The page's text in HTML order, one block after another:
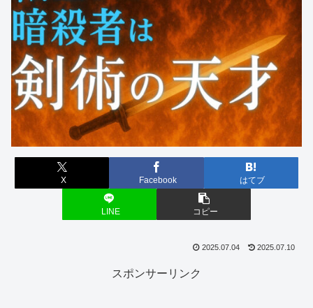
X Facebook はてブ
LINE コピー
2025.07.04 2025.07.10
スポンサーリンク